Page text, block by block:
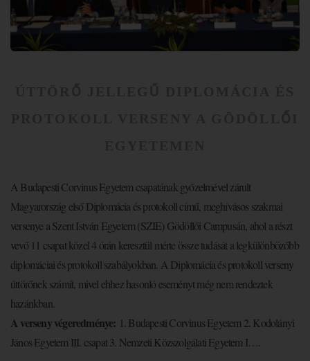
A Budapesti Corvinus Egyetem csapatának győzelmével zárult
Magyarország első Diplomácia és protokoll című, meghívásos szakmai
versenye a Szent István Egyetem (SZIE) Gödöllői Campusán, ahol a részt
vevő 11 csapat közel 4 órán keresztül mérte össze tudását a legkülönbözőbb
diplomáciai és protokoll szabályokban. A Diplomácia és protokoll verseny
úttörőnek számít, mivel ehhez hasonló eseményt még nem rendeztek
hazánkban.
A verseny végeredménye: 1. Budapesti Corvinus Egyetem 2. Kodolányi
János Egyetem III. csapat 3. Nemzeti Közszolgálati Egyetem I….